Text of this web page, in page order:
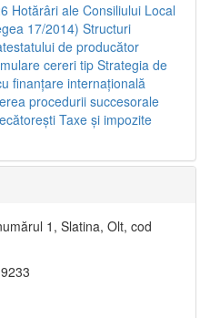
Hotărâri ale Consiliului Local
17/2014) Structuri
de producător
cereri tipStrategia de
finanţare internaţională
procedurii succesorale
Taxe şi impozite
1, Slatina, Olt, cod